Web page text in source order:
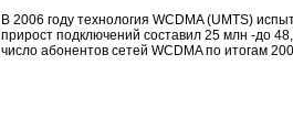
В 2006 году технология WCDMA (UMTS)
прирост подключений составил 25 млн -до
число абонентов сетей WCDMA по итогам